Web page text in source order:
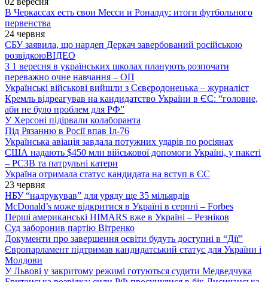
В Черкассах есть свои Месси и Роналду: итоги футбольного
первенства
24 червня
СБУ заявила, що нардеп Деркач завербований російською
розвідкоюВІДЕО
З 1 вересня в українських школах планують розпочати
переважно очне навчання – ОП
Українські військові вийшли з Сєвєродонецька – журналіст
Кремль відреагував на кандидатство України в ЄС: “головне,
аби не було проблем для РФ”
У Херсоні підірвали колаборанта
Під Рязанню в Росії впав Іл-76
Українська авіація завдала потужних ударів по росіянах
США надають $450 млн військової допомоги Україні, у пакеті
– РСЗВ та патрульні катери
Україна отримала статус кандидата на вступ в ЄС
23 червня
НБУ “надрукував” для уряду ще 35 мільярдів
McDonald’s може відкритися в Україні в серпні – Forbes
Перші американські HIMARS вже в Україні – Резніков
Суд заборонив партію Вітренко
Документи про завершення освіти будуть доступні в “Дії”
Європарламент підтримав кандидатський статус для України і
Молдови
У Львові у закритому режимі готуються судити Медведчука